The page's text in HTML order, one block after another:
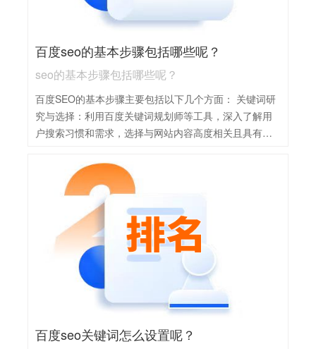
百度seo的基本步骤包括哪些呢？
seo的基本步骤包括哪些呢？
百度SEO的基本步骤主要包括以下几个方面： 关键词研
究与选择：利用百度关键词规划师等工具，深入了解用
户搜索习惯和需求，选择与网站内容高度相关且具有一
网站结构清晰、导航便捷，采用树状型或扁平化结构，
有利于搜索引擎抓取和索引。同时，优化网站的URL结
构，使其简洁、有意义，并包含关键词。 内容优化：提
供高质量、原创且有价值的内容，满足用户需求。在内
容中合理布局关键词，避免过度堆砌，并保持内容的自
然流畅。 外部链接建设：积极寻求与高质量网站的合
作，获取自然的外链，提升网站权重和排名。同时，通
过社交媒体等渠道分享网站内容，增加曝光度。 数据监
测与分析：利用百度站长工具等数据分析工具，定期监
时调整SEO策略，保持持续优化。
百度seo关键词怎么设置呢？